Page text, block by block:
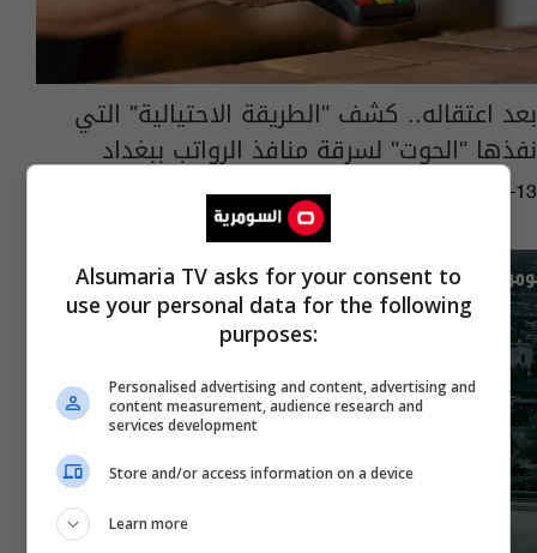
بعد اعتقاله.. كشف "الطريقة الاحتيالية" التي
نفذها "الحوت" لسرقة منافذ الرواتب ببغداد
04:54 | 2026-01-13
Alsumaria TV asks for your consent to
use your personal data for the following
purposes:
Personalised advertising and content, advertising and
content measurement, audience research and
services development
Store and/or access information on a device
Learn more